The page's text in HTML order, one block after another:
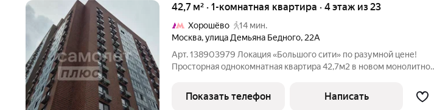
42,7 м² · 1-комнатная квартира · 4 этаж из 23
Хорошёво
14 мин.
Москва,улица Демьяна Бедного, 22А
Арт. 138903979 Локация «Большого сити» по разумной цене!
Просторная однокомнатная квартира 42,7м2 в новом монолитно-
квартиры: Общая площадь 42,7м2 (без учета лоджии 38,7м2). 4
этаж идеальный
Показать телефон Написать